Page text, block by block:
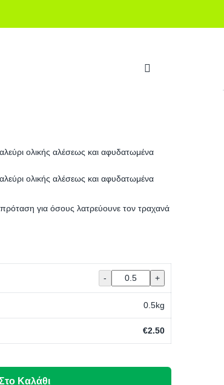
ολικής αλέσεως και αφυδατωμένα
ολικής αλέσεως και αφυδατωμένα
πρόταση για όσους λατρεύουνε τον τραχανά
0.5kg
€2.50
Καλάθι